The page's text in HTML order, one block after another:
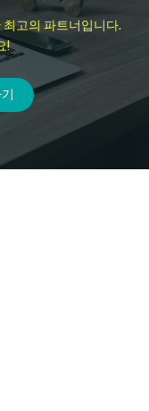
고의 파트너입니다.
!